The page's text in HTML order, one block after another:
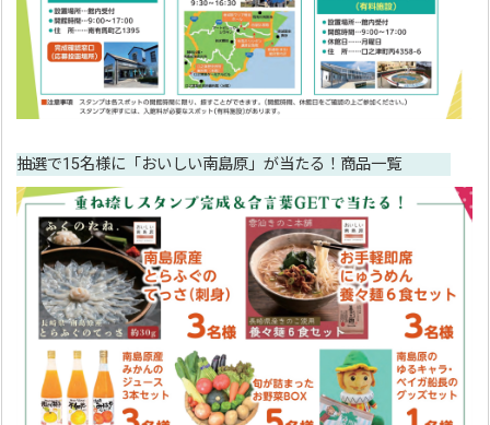
抽選で15名様に「おいしい南島原」が当たる！商品一覧